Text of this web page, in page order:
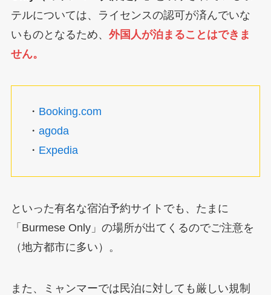
テルについては、ライセンスの認可が済んでいな
いものとなるため、 外国人が泊まることはできま
せん。
・ Booking.com
・ agoda
・ Expedia
といった有名な宿泊予約サイトでも、たまに
「Burmese Only」の場所が出てくるのでご注意を
（地方都市に多い）。
また、ミャンマーでは民泊に対しても厳しい規制